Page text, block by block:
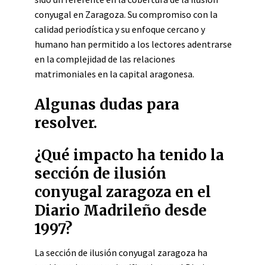
conyugal en Zaragoza. Su compromiso con la
calidad periodística y su enfoque cercano y
humano han permitido a los lectores adentrarse
en la complejidad de las relaciones
matrimoniales en la capital aragonesa.
Algunas dudas para
resolver.
¿Qué impacto ha tenido la
sección de ilusión
conyugal zaragoza en el
Diario Madrileño desde
1997?
La sección de ilusión conyugal zaragoza ha